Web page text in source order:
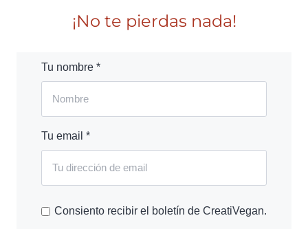
¡No te pierdas nada!
Tu nombre *
Tu email *
Consiento recibir el boletín de CreatiVegan.